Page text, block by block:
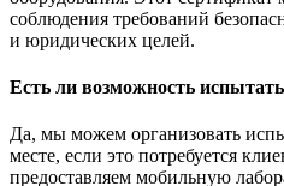
соблюдения требований
и юридических целей.
Есть ли возможность
Да, мы можем организовать
месте, если это потребуется
предоставляем мобильную